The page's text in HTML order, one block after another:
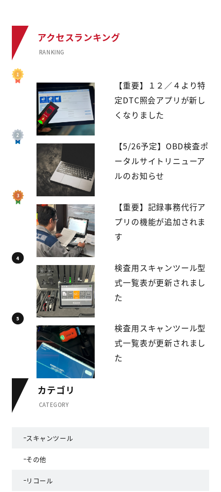
アクセスランキング
RANKING
【重要】１２／４より特
定DTC照会アプリが新し
くなりました
【5/26予定】OBD検査ポ
ータルサイトリニューア
ルのお知らせ
【重要】記録事務代行ア
プリの機能が追加されま
す
検査用スキャンツール型
式一覧表が更新されまし
た
検査用スキャンツール型
式一覧表が更新されまし
た
カテゴリ
CATEGORY
スキャンツール
その他
リコール